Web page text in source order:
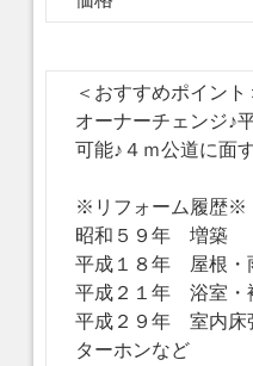
＜おすすめポイント
オーナーチェンジ♪
可能♪４ｍ公道に面
※リフォーム履歴※
昭和５９年 増築
平成１８年 屋根・
平成２１年 浴室・
平成２９年 室内床
ターホンなど